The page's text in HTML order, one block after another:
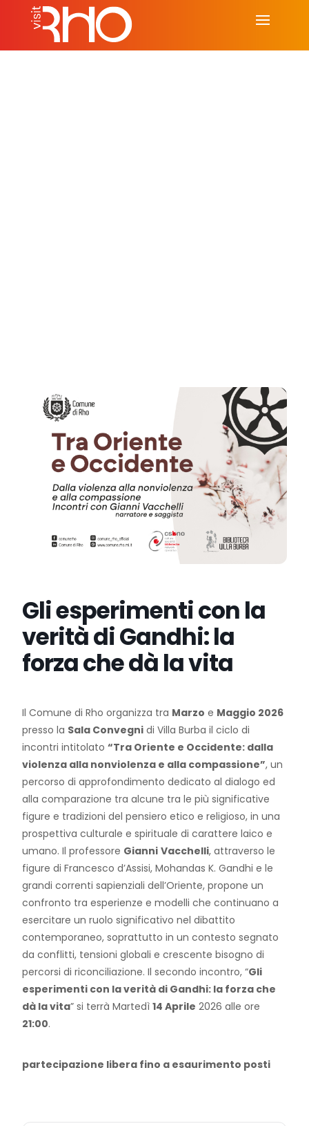
Gli esperimenti con la
verità di Gandhi: la
forza che dà la vita
Il Comune di Rho organizza tra Marzo e Maggio 2026
presso la Sala Convegni di Villa Burba il ciclo di
incontri intitolato“Tra Oriente e Occidente: dalla
violenza alla nonviolenza e alla compassione”, un
percorso di approfondimento dedicato al dialogo ed
alla comparazione tra alcune tra le più significative
figure e tradizioni del pensiero etico e religioso, in una
prospettiva culturale e spirituale di carattere laico e
umano. Il professore Gianni Vacchelli, attraverso le
figure di Francesco d’Assisi, Mohandas K. Gandhi e le
grandi correnti sapienziali dell’Oriente, propone un
confronto tra esperienze e modelli che continuano a
esercitare un ruolo significativo nel dibattito
contemporaneo, soprattutto in un contesto segnato
da conflitti, tensioni globali e crescente bisogno di
percorsi di riconciliazione. Il secondo incontro, “Gli
esperimenti con la verità di Gandhi: la forza che
dà la vita” si terrà Martedì14 Aprile 2026 alle ore
21:00.
partecipazione libera fino a esaurimento posti